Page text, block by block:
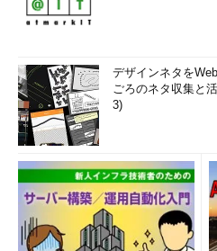
デザインネタを
ごろのネタ収集と
3)